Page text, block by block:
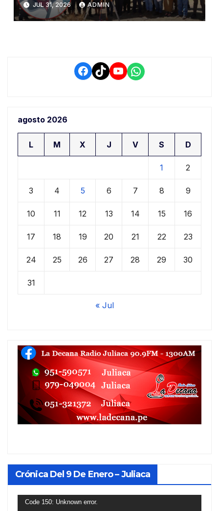
demora que pone en riesgo a
conductores
JUL 31, 2026 ADMIN
Facebook
TikTokYouTube
WhatsApp
agosto 2026
L M X J V S D
1 2
3 4 5 6 7 8 9
10 11 12 13 14 15 16
17 18 19 20 21 22 23
24 25 26 27 28 29 30
31
« Jul
Crónica Del 9 De Enero – Juliaca
Reproductor
Code 150: Unknown error.